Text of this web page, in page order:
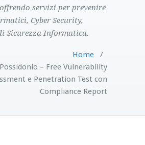
servizi per prevenire
Cyber Security,
Sicurezza Informatica.
Home/
– Free Vulnerability
e Penetration Test con
Compliance Report